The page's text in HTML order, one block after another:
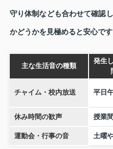
守り体制なども合わせて確認
かどうかを見極めると安心です
主な生活音の種類
発生
チャイム・校内放送 平日
休み時間の歓声 授業
運動会・行事の音 土曜